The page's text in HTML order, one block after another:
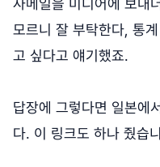
사메일을 미디어에 보내
모르니 잘 부탁한다, 통
고 싶다고 얘기했죠.
답장에 그렇다면 일본에
다. 이 링크도 하나 줬습